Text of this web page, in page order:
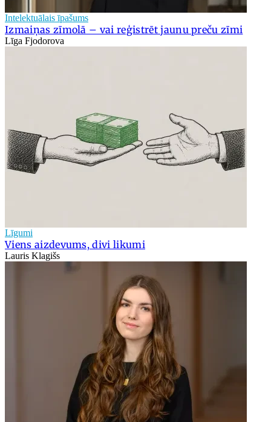
Intelektuālais īpašums
Izmaiņas zīmolā – vai reģistrēt jaunu preču zīmi
Līga Fjodorova
Līgumi
Viens aizdevums, divi likumi
Lauris Klagišs